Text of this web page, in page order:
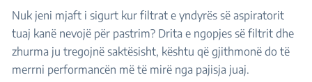
Nuk jeni mjaft i sigurt kur filtrat e yndyrës së aspiratorit
tuaj kanë nevojë për pastrim? Drita e ngopjes së filtrit dhe
zhurma ju tregojnë saktësisht, kështu që gjithmonë do të
merrni performancën më të mirë nga pajisja juaj.